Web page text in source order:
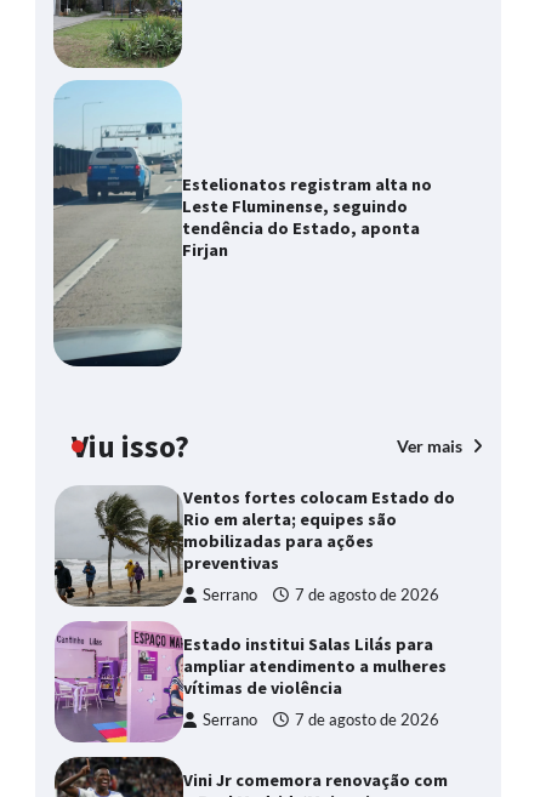
Estelionatos registram alta no
Leste Fluminense, seguindo
tendência do Estado, aponta
Firjan
Viu isso? Ver mais
Ventos fortes colocam Estado do
Rio em alerta; equipes são
mobilizadas para ações
preventivas
Serrano 7 de agosto de 2026
Estado institui Salas Lilás para
ampliar atendimento a mulheres
vítimas de violência
Serrano 7 de agosto de 2026
Vini Jr comemora renovação com